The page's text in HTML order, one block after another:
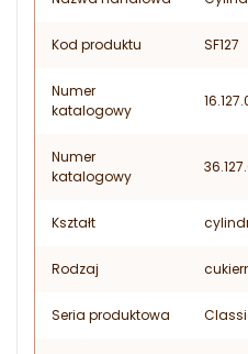
Kod produktu SF127
Numer
katalogowy
Numer
katalogowy
Kształt
Rodzaj
Seria produktowa